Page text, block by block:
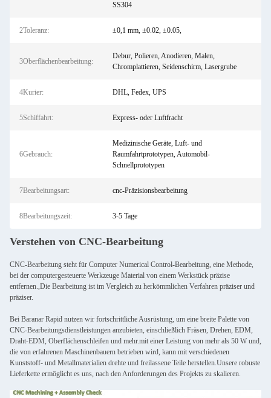
SS304
2Toleranz: ±0,1 mm, ±0.02, ±0.05,
3Oberflächenbearbeitung:
Debur, Polieren, Anodieren, Malen,
Chromplattieren, Seidenschirm, Lasergrube
4Kurier: DHL, Fedex, UPS
5Schiffahrt: Express- oder Luftfracht
6Gebrauch:
Medizinische Geräte, Luft- und
Raumfahrtprototypen, Automobil-
Schnellprototypen
7Bearbeitungsart: cnc-Präzisionsbearbeitung
8Bearbeitungszeit: 3-5 Tage
Verstehen von CNC-Bearbeitung
CNC-Bearbeitung steht für Computer Numerical Control-Bearbeitung, eine Methode,
bei der computergesteuerte Werkzeuge Material von einem Werkstück präzise
entfernen.,Die Bearbeitung ist im Vergleich zu herkömmlichen Verfahren präziser und
präziser.
Bei Baranar Rapid nutzen wir fortschrittliche Ausrüstung, um eine breite Palette von
CNC-Bearbeitungsdienstleistungen anzubieten, einschließlich Fräsen, Drehen, EDM,
Draht-EDM, Oberflächenschleifen und mehr.mit einer Leistung von mehr als 50 W und,
die von erfahrenen Maschinenbauern betrieben wird, kann mit verschiedenen
Kunststoff- und Metallmaterialien drehte und freilassene Teile herstellen.Unsere robuste
Lieferkette ermöglicht es uns, nach den Anforderungen des Projekts zu skalieren.